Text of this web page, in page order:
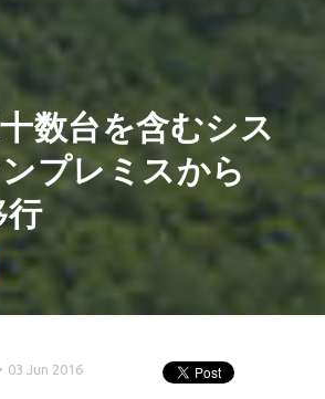
数台を含むシス
プレミスから
行
03 Jun 2016